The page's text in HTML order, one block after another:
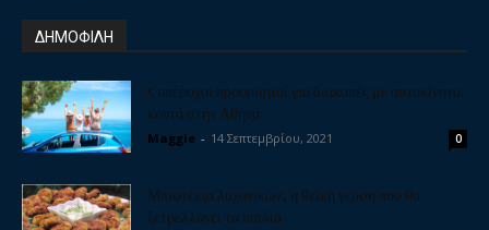
ΔΗΜΟΦΙΛΗ
5 υπέροχοι προορισμοί για διακοπές με αυτοκίνητο
κοντά στην Αθήνα
Maggie - 14 Σεπτεμβρίου, 2021 0
Μπιφτέκια λαχανικών, η θεϊκή γεύση που θα
ξετρελλάνει τα παιδιά